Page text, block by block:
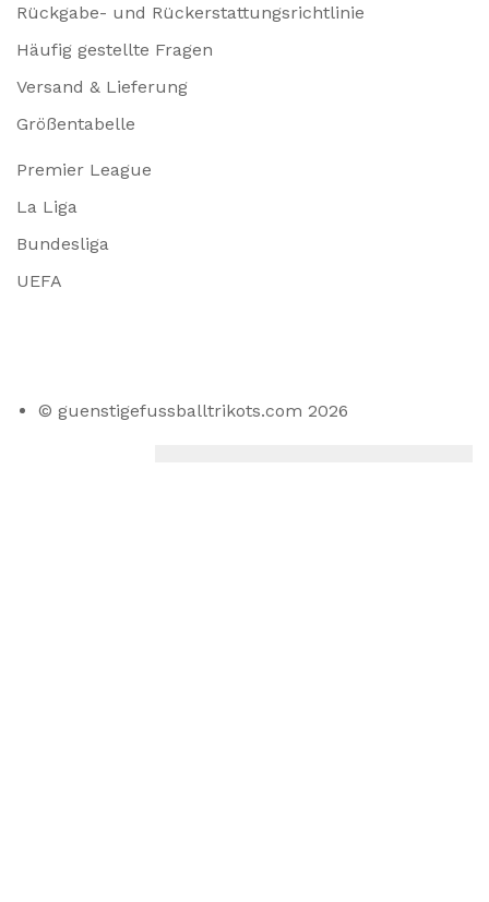
Rückgabe- und Rückerstattungsrichtlinie
Häufig gestellte Fragen
Versand & Lieferung
Größentabelle
Premier League
La Liga
Bundesliga
UEFA
© guenstigefussballtrikots.com 2026